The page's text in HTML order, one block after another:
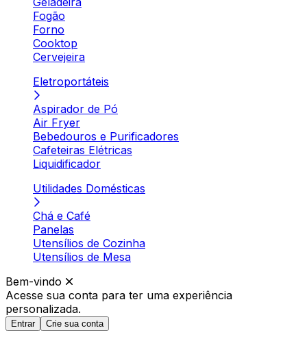
Fogão
Forno
Cooktop
Cervejeira
Eletroportáteis
Aspirador de Pó
Air Fryer
Bebedouros e Purificadores
Cafeteiras Elétricas
Liquidificador
Utilidades Domésticas
Chá e Café
Panelas
Utensílios de Cozinha
Utensílios de Mesa
Bem-vindo
Acesse sua conta para ter uma experiência
personalizada.
Entrar Crie sua conta